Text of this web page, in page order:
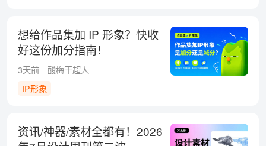
想给作品集加 IP 形象？快收
好这份加分指南！
3天前
酸梅干超人
IP形象
资讯/神器/素材全都有！2026